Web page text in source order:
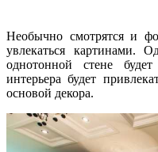
Необычно смотрятся и
увлекаться картинами.
однотонной стене
интерьера будет
основой декора.